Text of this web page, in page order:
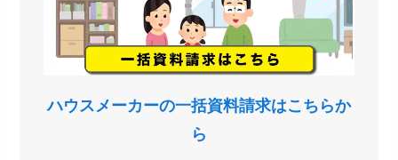
ハウスメーカーの一括資料請求はこちらか
ら